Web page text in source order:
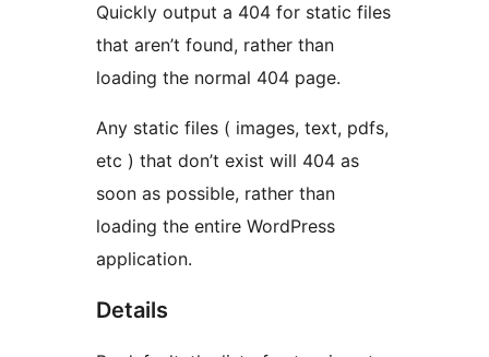
Quickly output a 404 for static files
that aren’t found, rather than
loading the normal 404 page.
Any static files ( images, text, pdfs,
etc ) that don’t exist will 404 as
soon as possible, rather than
loading the entire WordPress
application.
Details